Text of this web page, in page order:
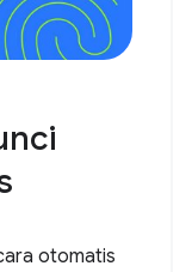
otomatis